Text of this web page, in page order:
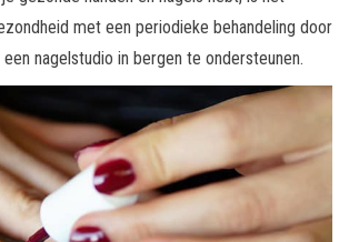
met een periodieke behandeling door
nagelstudio in bergen te ondersteunen.